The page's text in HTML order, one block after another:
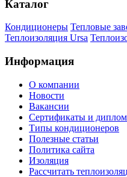
Каталог
Кондиционеры Тепловые
Теплоизоляция Ursa
Информация
О компании
Новости
Вакансии
Сертификаты и
Типы кондиционеров
Полезные статьи
Политика сайта
Изоляция
Рассчитать